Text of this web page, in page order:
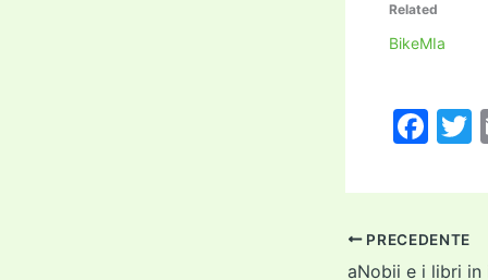
Related
BikeMIa
F
c
e
b
PRECEDENTE
aNobii e i libri in